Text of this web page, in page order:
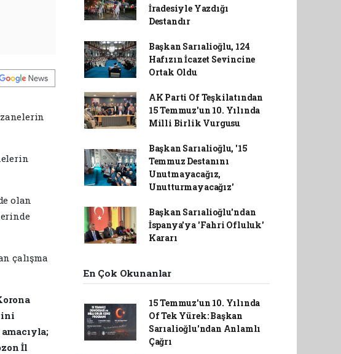
olan
çalışma
İl
İradesiyle Yazdığı
Destandır
Başkan Sarıalioğlu, 124
Hafızın İcazet Sevincine
Ortak Oldu
AK Parti Of Teşkilatından
15 Temmuz'un 10. Yılında
Milli Birlik Vurgusu
Başkan Sarıalioğlu, '15
Temmuz Destanını
Unutmayacağız,
Unutturmayacağız'
Başkan Sarıalioğlu'ndan
İspanya'ya 'Fahri Ofluluk'
Kararı
En Çok Okunanlar
15 Temmuz'un 10. Yılında
Of Tek Yürek: Başkan
Sarıalioğlu'ndan Anlamlı
Çağrı